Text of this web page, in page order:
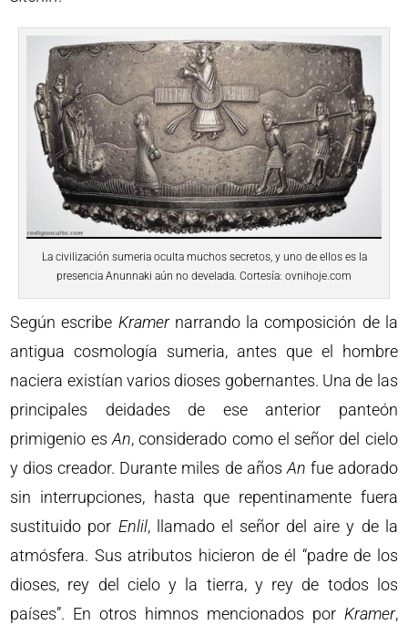
La civilización sumeria oculta muchos secretos, y uno de ellos es la
presencia Anunnaki aún no develada. Cortesía: ovnihoje.com
Según escribe Kramernarrando la composición de la
antigua cosmología sumeria, antes que el hombre
naciera existían varios dioses gobernantes. Una de las
principales deidades de ese anterior panteón
primigenio es An, considerado como el señor del cielo
y dios creador. Durante miles de años An fue adorado
sin interrupciones, hasta que repentinamente fuera
sustituido por Enlil, llamado el señor del aire y de la
atmósfera. Sus atributos hicieron de él “padre de los
dioses, rey del cielo y la tierra, y rey de todos los
países”. En otros himnos mencionados por Kramer,